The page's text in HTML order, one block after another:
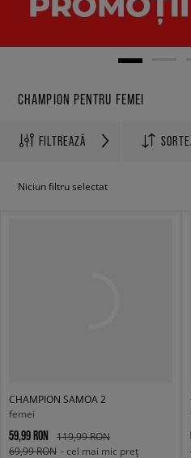
CHAMPION PENTRU FEMEI
FILTREAZĂ
Niciun filtru selectat
CHAMPION SAMOA 2
femei
59,99 RON
119,99 RON
69,99 RON - cel mai mic preț